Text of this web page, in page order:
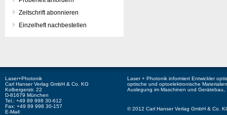
Zeitschrift abonnieren
Einzelheft nachbestellen
Laser+Photonik
Carl Hanser Verlag GmbH & Co. KG
Kolbergerstr. 22
D-81679 München
Tel.: +49 89 998 30-612
Fax: +49 89 998 30-157
E-Mail:
Laser + Photonik informiert Entwickler
optische und optoelektronische
Auslegung im Maschinen und
© 2012 Carl Hanser Verlag GmbH & Co.